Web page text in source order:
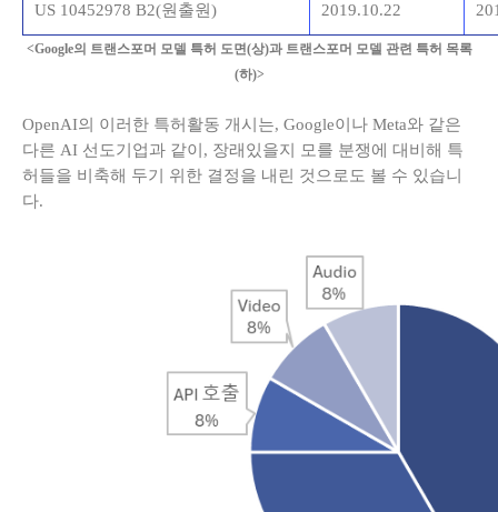
US 10452978 B2(원출원) 2019.10.22
<Google의 트랜스포머 모델 특허 도면(상)과 트랜스포머 모델 관련 특허 목록
(하)>
OpenAI의 이러한 특허활동 개시는, Google이나 Meta와 같은
다른 AI 선도기업과 같이, 장래있을지 모를 분쟁에 대비해 특
허들을 비축해 두기 위한 결정을 내린 것으로도 볼 수 있습니
다.